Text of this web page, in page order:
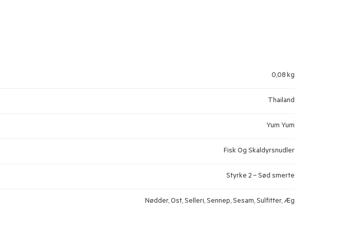
0,08 kg
Thailand
Yum Yum
Fisk Og Skaldyrsnudler
Styrke 2 – Sød smerte
Nødder, Ost, Selleri, Sennep, Sesam, Sulfitter, Æg